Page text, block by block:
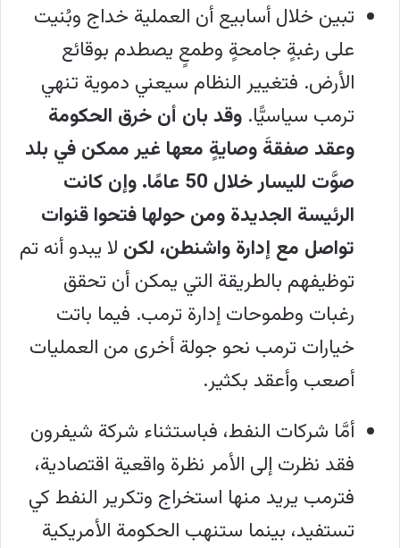
تبين خلال أسابيع أن العملية خداج وبُنيت
على رغبةٍ جامحةٍ وطمعٍ يصطدم بوقائع
الأرض. فتغيير النظام سيعني دموية تنهي
ترمب سياسيًّا. وقد بان أن خرق الحكومة
وعقد صفقةَ وصايةٍ معها غير ممكن في بلد
صوَّت لليسار خلال 50 عامًا. وإن كانت
الرئيسة الجديدة ومن حولها فتحوا قنوات
تواصل مع إدارة واشنطن، لكن لا يبدو أنه تم
توظيفهم بالطريقة التي يمكن أن تحقق
رغبات وطموحات إدارة ترمب. فيما باتت
خيارات ترمب نحو جولة أخرى من العمليات
أصعب وأعقد بكثير.
أمَّا شركات النفط، فباستثناء شركة شيفرون
فقد نظرت إلى الأمر نظرة واقعية اقتصادية،
فترمب يريد منها استخراج وتكرير النفط كي
تستفيد، بينما ستنهب الحكومة الأمريكية